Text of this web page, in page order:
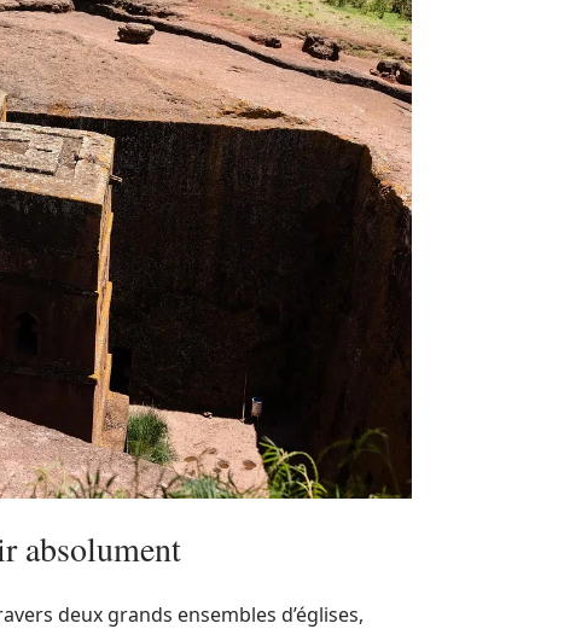
absolument
deux grands ensembles d’églises,